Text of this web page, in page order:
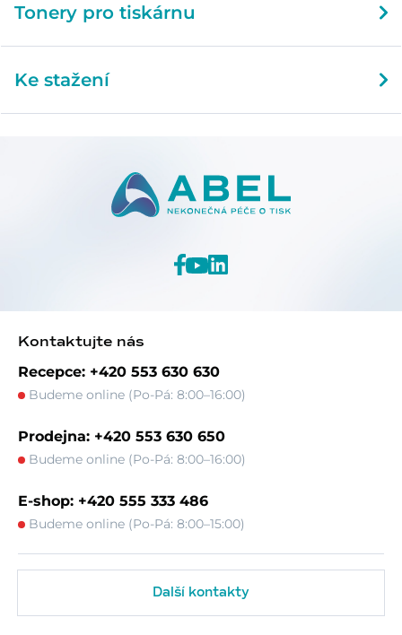
Tonery pro tiskárnu
Ke stažení
Kontaktujte nás
Recepce: +420 553 630 630
Budeme online (Po-Pá: 8:00–16:00)
Prodejna: +420 553 630 650
Budeme online (Po-Pá: 8:00–16:00)
E-shop: +420 555 333 486
Budeme online (Po-Pá: 8:00–15:00)
Další kontakty